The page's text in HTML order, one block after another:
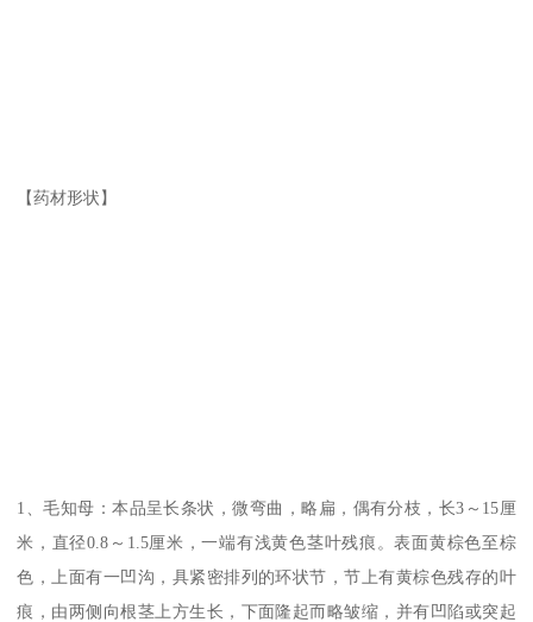
【药材形状】
1、毛知母：本品呈长条状，微弯曲，略扁，偶有分枝，长3～15厘
米，直径0.8～1.5厘米，一端有浅黄色茎叶残痕。表面黄棕色至棕
色，上面有一凹沟，具紧密排列的环状节，节上有黄棕色残存的叶
痕，由两侧向根茎上方生长，下面隆起而略皱缩，并有凹陷或突起